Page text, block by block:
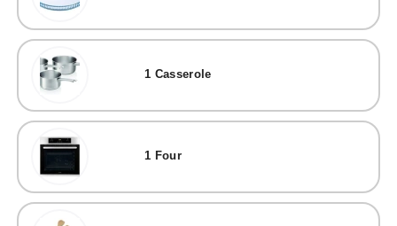
1 Casserole
1 Four